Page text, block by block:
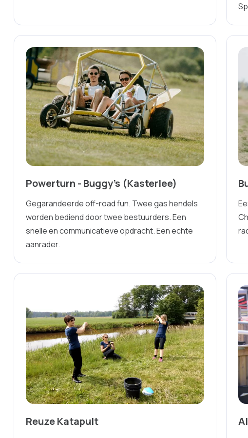
Powerturn - Buggy's (Kasterlee)
Gegarandeerde off-road fun. Twee gas hendels
worden bediend door twee bestuurders. Een
snelle en communicatieve opdracht. Een echte
aanrader.
Reuze Katapult